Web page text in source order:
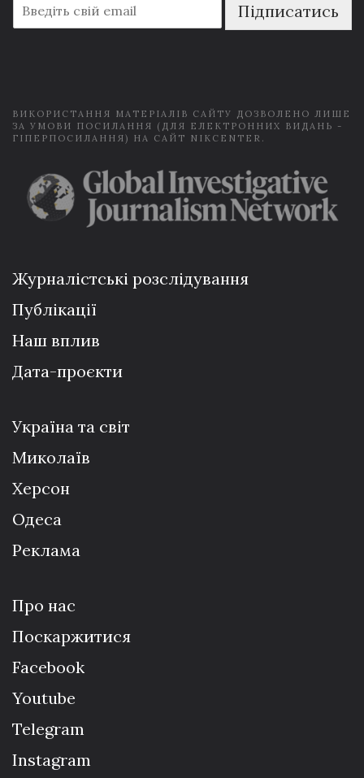
m
a
Підписатись
ВИКОРИСТАННЯ МАТЕРІАЛІВ САЙТУ ДОЗВОЛЕНО ЛИШЕ
ЗА УМОВИ ПОСИЛАННЯ (ДЛЯ ЕЛЕКТРОННИХ ВИДАНЬ -
ГІПЕРПОСИЛАННЯ) НА САЙТ NIKCENTER.
Журналістські розслідування
Публікації
Наш вплив
Дата-проєкти
Україна та світ
Миколаїв
Херсон
Одеса
Реклама
Про нас
Поскаржитися
Facebook
Youtube
Telegram
Instagram